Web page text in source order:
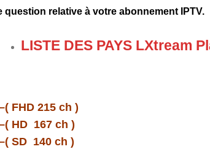
question relative à votre abonnement IPTV.
LISTE DES PAYS LXtream
FHD 215 ch )
HD 167 ch )
SD 140 ch )